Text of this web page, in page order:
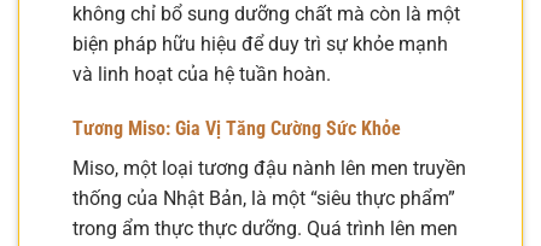
không chỉ bổ sung dưỡng chất mà còn là một
biện pháp hữu hiệu để duy trì sự khỏe mạnh
và linh hoạt của hệ tuần hoàn.
Tương Miso: Gia Vị Tăng Cường Sức Khỏe
Miso, một loại tương đậu nành lên men truyền
thống của Nhật Bản, là một “siêu thực phẩm”
trong ẩm thực thực dưỡng. Quá trình lên men